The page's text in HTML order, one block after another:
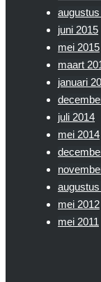
juni 2015
mei 2015
maart
januari
juli 2014
mei 2014
mei 2012
mei 2011